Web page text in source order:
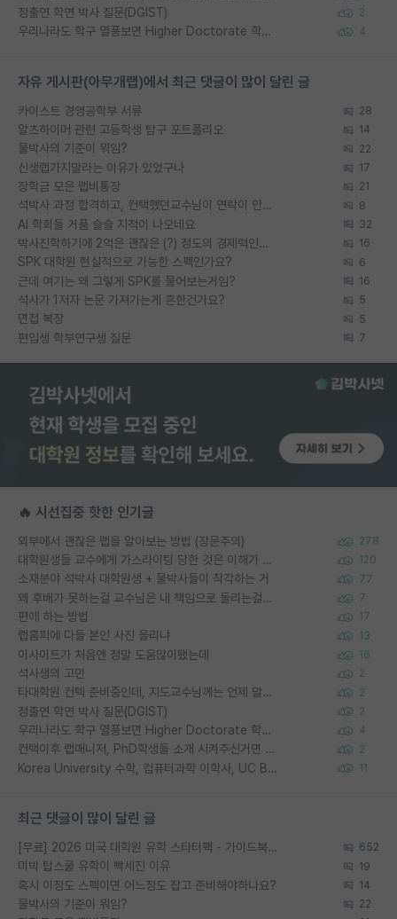
정출연 학연 박사 질문(DGIST) 2
우리나라도 학구 열풍보면 Higher Doctorate 학위가 필요하다고 봅니다. 4
자유 게시판(아무개랩)에서 최근 댓글이 많이 달린 글
카이스트 경영공학부 서류 28
알츠하이머 관련 고등학생 탐구 포트폴리오 14
물박사의 기준이 뭐임? 22
신생랩가지말라는 이유가 있었구나 17
장학금 모은 랩비통장 21
석박사 과정 합격하고, 컨택했던교수님이 연락이 안됩니다... 8
AI 학회들 거품 슬슬 지적이 나오네요 32
박사진학하기에 2억은 괜찮은 (?) 정도의 경제력인가요 16
SPK 대학원 현실적으로 가능한 스펙인가요? 6
근데 여기는 왜 그렇게 SPK를 물어보는거임? 16
석사가 1저자 논문 가져가는게 흔한건가요? 5
면접 복장 5
편입생 학부연구생 질문 7
🔥 시선집중 핫한 인기글
외부에서 괜찮은 랩을 알아보는 방법 (장문주의) 278
대학원생들 교수에게 가스라이팅 당한 것은 이해가 갑니다. 안타깝네요. 120
소재분야 석박사 대학원생 + 물박사들이 착각하는 거 77
왜 후배가 못하는걸 교수님은 내 책임으로 돌리는걸까요? 7
편애 하는 방법 17
랩홈피에 다들 본인 사진 올리냐 13
이사이트가 처음엔 정말 도움많이됐는데 16
석사생의 고민 2
타대학원 컨텍 준비중인데, 지도교수님께는 언제 말씀드려야 할까요? 2
정출연 학연 박사 질문(DGIST) 2
우리나라도 학구 열풍보면 Higher Doctorate 학위가 필요하다고 봅니다. 4
컨택이후 랩매니저, PhD학생들 소개 시켜주신거면 거의 컨펌에 가깝나요? 2
Korea University 수학, 컴퓨터과학 이학사, UC Berkeley 산업공학 대학원 공학박사가 되는 것은 쉽지 않겠죠? 11
최근 댓글이 많이 달린 글
[무료] 2026 미국 대학원 유학 스타터팩 - 가이드북 & 합격자 컨택메일 템플릿 652
미박 탑스쿨 유학이 빡세진 이유 19
혹시 이정도 스펙이면 어느정도 잡고 준비해야하나요? 14
물박사의 기준이 뭐임? 22